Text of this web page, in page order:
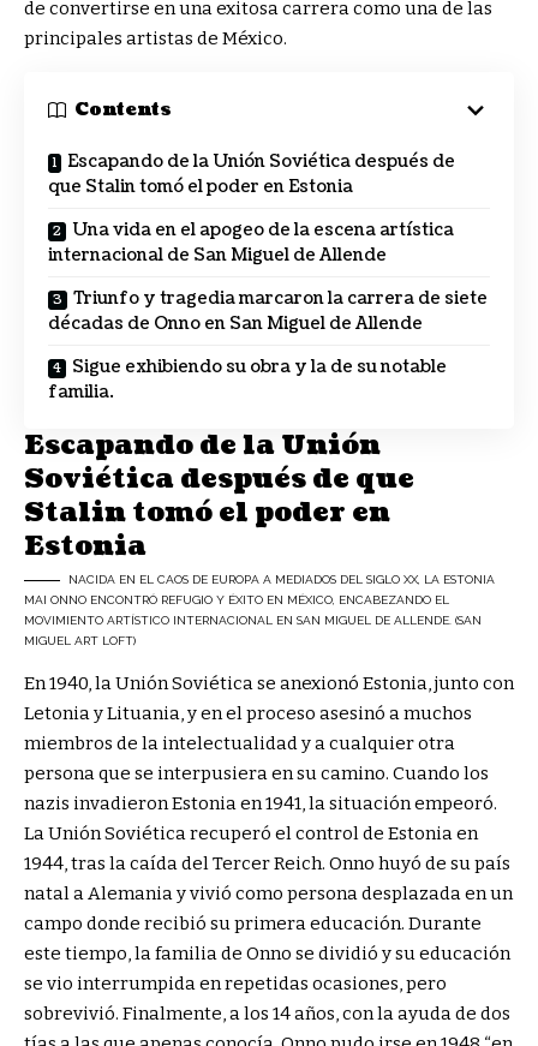
de convertirse en una exitosa carrera como una de las
principales artistas de México.
Contents
Escapando de la Unión Soviética después de
que Stalin tomó el poder en Estonia
Una vida en el apogeo de la escena artística
internacional de San Miguel de Allende
Triunfo y tragedia marcaron la carrera de siete
décadas de Onno en San Miguel de Allende
Sigue exhibiendo su obra y la de su notable
familia.
Escapando de la Unión
Soviética después de que
Stalin tomó el poder en
Estonia
NACIDA EN EL CAOS DE EUROPA A MEDIADOS DEL SIGLO XX, LA ESTONIA
MAI ONNO ENCONTRÓ REFUGIO Y ÉXITO EN MÉXICO, ENCABEZANDO EL
MOVIMIENTO ARTÍSTICO INTERNACIONAL EN SAN MIGUEL DE ALLENDE. (SAN
MIGUEL ART LOFT)
En 1940, la Unión Soviética se anexionó Estonia, junto con
Letonia y Lituania, y en el proceso asesinó a muchos
miembros de la intelectualidad y a cualquier otra
persona que se interpusiera en su camino. Cuando los
nazis invadieron Estonia en 1941, la situación empeoró.
La Unión Soviética recuperó el control de Estonia en
1944, tras la caída del Tercer Reich. Onno huyó de su país
natal a Alemania y vivió como persona desplazada en un
campo donde recibió su primera educación. Durante
este tiempo, la familia de Onno se dividió y su educación
se vio interrumpida en repetidas ocasiones, pero
sobrevivió. Finalmente, a los 14 años, con la ayuda de dos